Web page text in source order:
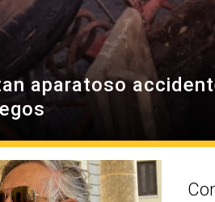
aparatoso